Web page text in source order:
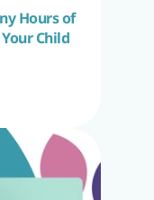
Hours of
Child